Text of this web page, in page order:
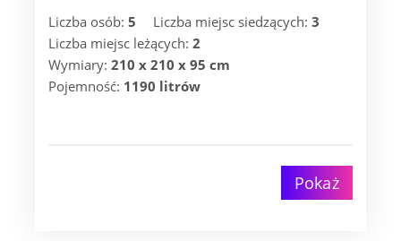
Liczba osób: 5 Liczba miejsc siedzących: 3
Liczba miejsc leżących: 2
Wymiary: 210 x 210 x 95 cm
Pojemność: 1190 litrów
Pokaż